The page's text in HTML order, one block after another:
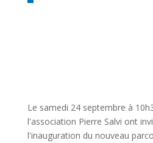
Le samedi 24 septembre à
l'association Pierre Salvi ont
l'inauguration du nouveau